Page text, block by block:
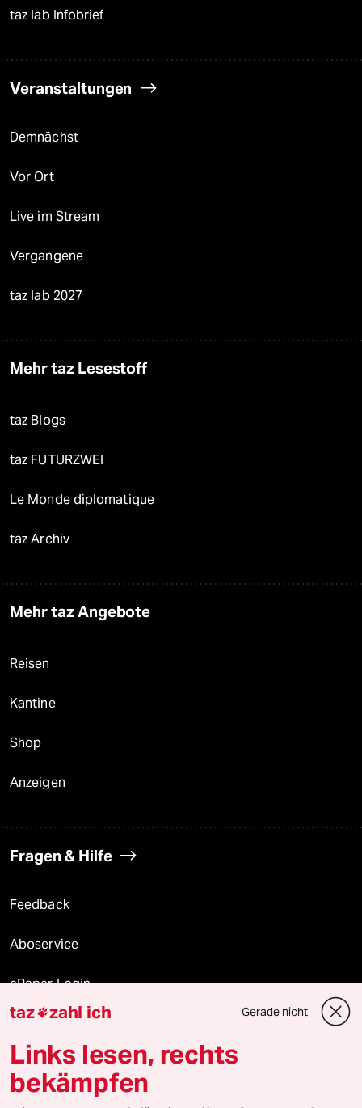
taz lab Infobrief
Veranstaltungen
Demnächst
Vor Ort
Live im Stream
Vergangene
taz lab 2027
Mehr taz Lesestoff
taz Blogs
taz FUTURZWEI
Le Monde diplomatique
taz Archiv
Mehr taz Angebote
Reisen
Kantine
Shop
Anzeigen
Fragen & Hilfe
Feedback
Aboservice
ePaper Login
Downloads für Abonnierende
© 2026 taz Verlags und Vertriebs GmbH
taz zahl ich Gerade nicht
Links lesen, rechts
bekämpfen